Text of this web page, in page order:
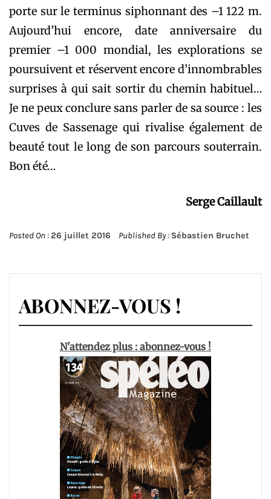
porte sur le terminus siphonnant des –1 122 m.
Aujourd’hui encore, date anniversaire du
premier –1 000 mondial, les explorations se
poursuivent et réservent encore d’innombrables
surprises à qui sait sortir du chemin habituel…
Je ne peux conclure sans parler de sa source : les
Cuves de Sassenage qui rivalise également de
beauté tout le long de son parcours souterrain.
Bon été…
Serge Caillault
Posted On :26 juillet 2016 Published By : Sébastien Bruchet
ABONNEZ-VOUS !
N'attendez plus : abonnez-vous !